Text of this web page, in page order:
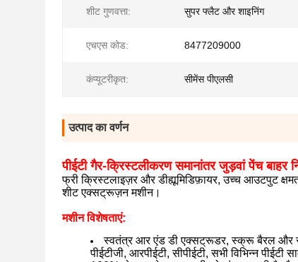
शीट गुणवत्ता: सुपर फ्लैट और शाइनिंग
एचएस कोड: 8477209000
कंप्यूटरीकृत: सीमेंस पीएलसी
उत्पाद का वर्णन
पीईटी गैर-क्रिस्टलीकरण समानांतर जुड़वां पेंच बाहर
फ्री क्रिस्टलाइज़र और डीह्यूमिडिफ़ायर, उच्च आउटपुट
शीट एक्सट्रूज़न मशीन।
मशीन विशेषताएं:
स्वतंत्र आर एंड डी एक्सट्रूडर, स्क्रू बैरल और
पीईटीजी, आरपीईटी, सीपीईटी, सभी विभिन्न